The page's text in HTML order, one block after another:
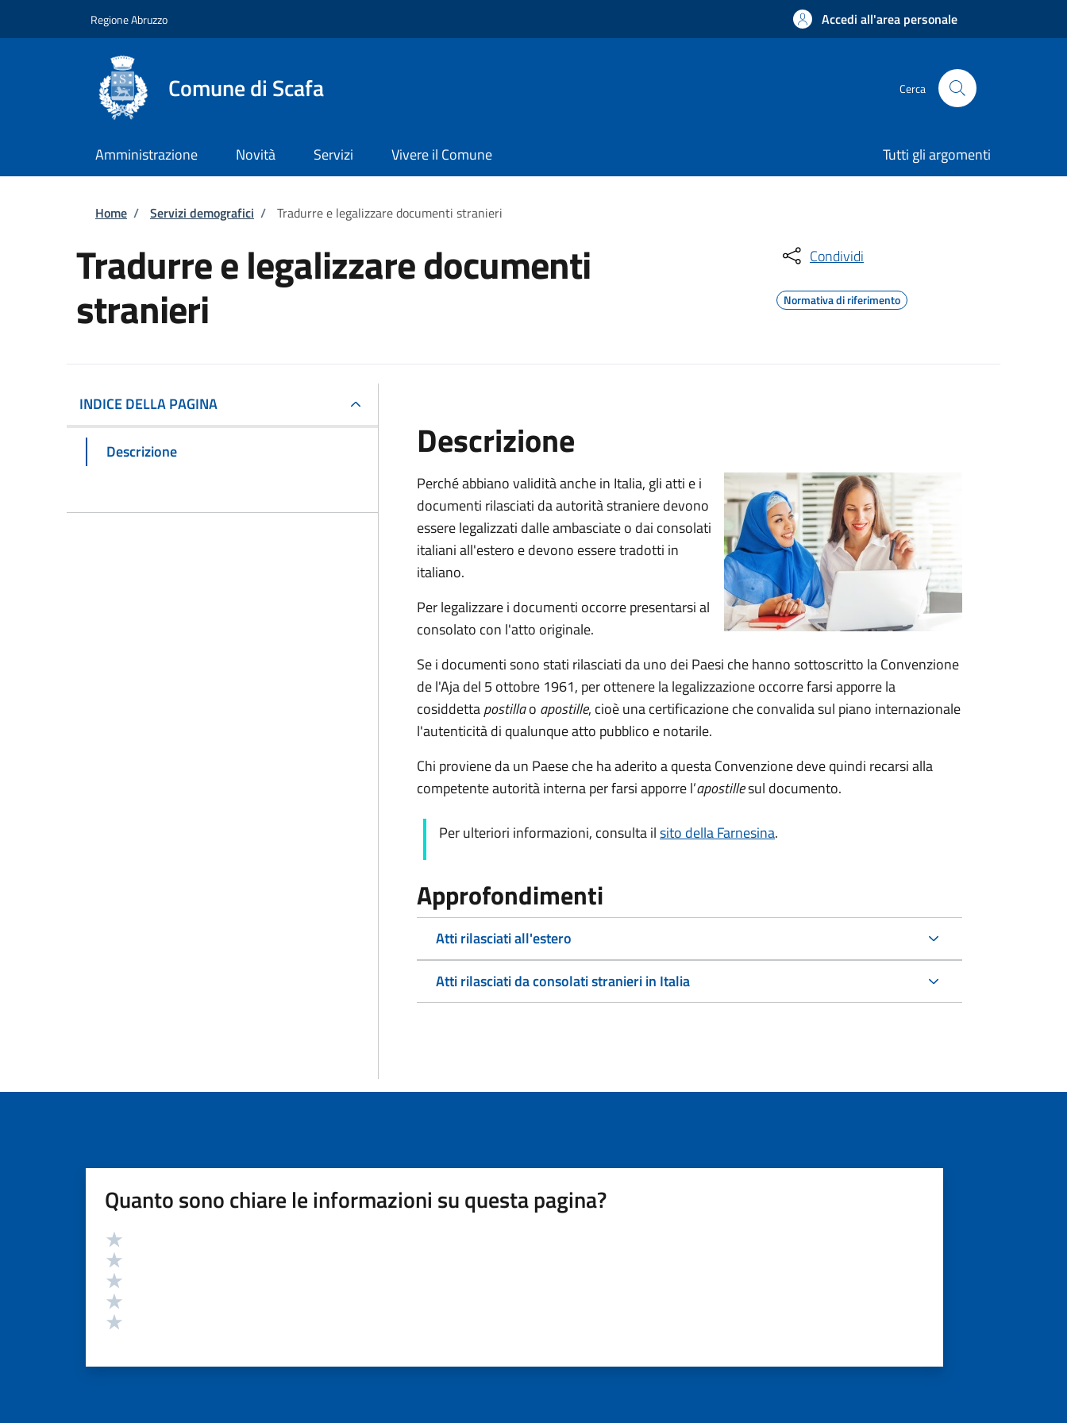
Regione Abruzzo Accedi all'area personale
Comune di Scafa Cerca
Amministrazione Novità Servizi Vivere il Comune Tutti gli argomenti
Briciole di pane
Home / Servizi demografici / Tradurre e legalizzare documenti stranieri
Tradurre e legalizzare documenti
stranieri
Condividi
Normativa di riferimento
INDICE DELLA PAGINA
Descrizione Descrizione
Perché abbiano validità anche in Italia, gli atti e i
documenti rilasciati da autorità straniere devono
essere legalizzati dalle ambasciate o dai consolati
italiani all'estero e devono essere tradotti in
italiano.
Per legalizzare i documenti occorre presentarsi al
consolato con l'atto originale.
Se i documenti sono stati rilasciati da uno dei Paesi che hanno sottoscritto la Convenzione
de l'Aja del 5 ottobre 1961, per ottenere la legalizzazione occorre farsi apporre la
cosiddettapostillao apostille, cioè una certificazione che convalida sul piano internazionale
l'autenticità di qualunque atto pubblico e notarile.
Chi proviene da un Paese che ha aderito a questa Convenzione deve quindi recarsi alla
competente autorità interna per farsi apporre l’apostillesul documento.
Per ulteriori informazioni, consulta ilsito della Farnesina.
Approfondimenti
Atti rilasciati all'estero
Atti rilasciati da consolati stranieri in Italia
Quanto sono chiare le informazioni su questa pagina?
Valutazione